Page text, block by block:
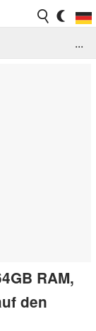
...
RAM,
den